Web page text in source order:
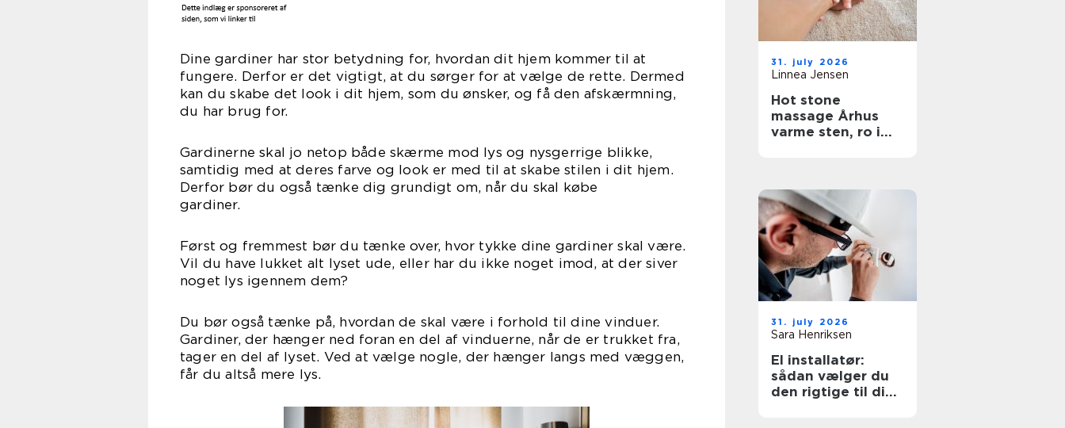
Dine gardiner har stor betydning for, hvordan dit hjem kommer til at
fungere. Derfor er det vigtigt, at du sørger for at vælge de rette. Dermed
kan du skabe det look i dit hjem, som du ønsker, og få den afskærmning,
du har brug for.
Gardinerne skal jo netop både skærme mod lys og nysgerrige blikke,
samtidig med at deres farve og look er med til at skabe stilen i dit hjem.
Derfor bør du også tænke dig grundigt om, når du skal købe
gardiner.
Først og fremmest bør du tænke over, hvor tykke dine gardiner skal være.
Vil du have lukket alt lyset ude, eller har du ikke noget imod, at der siver
noget lys igennem dem?
Du bør også tænke på, hvordan de skal være i forhold til dine vinduer.
Gardiner, der hænger ned foran en del af vinduerne, når de er trukket fra,
tager en del af lyset. Ved at vælge nogle, der hænger langs med væggen,
får du altså mere lys.
31. july 2026
Linnea Jensen
Hot stone
massage Århus
varme sten, ro i
31. july 2026
Sara Henriksen
El installatør:
sådan vælger du
den rigtige til dine